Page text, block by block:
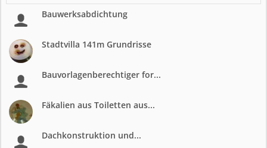
Bauwerksabdichtung
Stadtvilla 141m Grundrisse
Bauvorlagenberechtiger for...
Fäkalien aus Toiletten aus...
Dachkonstruktion und...